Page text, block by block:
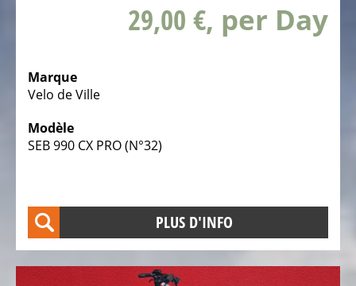
Vélos
ville
électriques
Vélos
tandem
29,00 €, per Day
Marque
Velo de Ville
Modèle
SEB 990 CX PRO (N°32)
PLUS D'INFO